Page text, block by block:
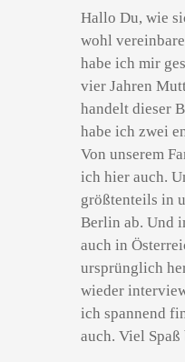
Hallo Du, wie
wohl
habe ich mir
vier Jahren
handelt dieser
habe ich zwei
Von unserem
ich hier auch.
größtenteils in
Berlin ab. Und
auch in
ursprünglich
wieder
ich spannend
auch. Viel